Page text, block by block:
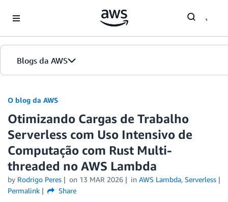
Blogs da AWS
Página inicial
Edições
O blog da AWS
Otimizando Cargas de Trabalho
Serverless com Uso Intensivo de
Computação com Rust Multi-
threaded no AWS Lambda
by Rodrigo Peres on 13 MAR 2026 in AWS Lambda, Serverless
Permalink
Share